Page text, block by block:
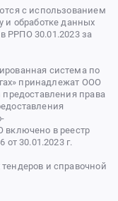
с использованием
и обработке данных
в РРПО 30.01.2023 за
система по
принадлежат ООО
права
включено в реестр
от 30.01.2023 г.
и справочной